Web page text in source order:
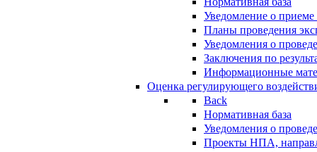
Уведомление о
Планы проведения
Уведомления о
Заключения по
Информационные
Оценка регулирующего
Back
Нормативная база
Уведомления о
Проекты НПА,